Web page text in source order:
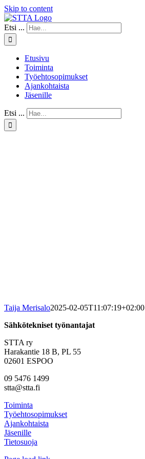
Skip to content
Etsi ...
Etusivu
Toiminta
Työehtosopimukset
Ajankohtaista
Jäsenille
Etsi ...
Taija Merisalo2025-02-05T11:07:19+02:00
Sähkötekniset työnantajat
STTA ry
Harakantie 18 B, PL 55
02601 ESPOO
09 5476 1499
stta@stta.fi
Toiminta
Työehtosopimukset
Ajankohtaista
Jäsenille
Tietosuoja